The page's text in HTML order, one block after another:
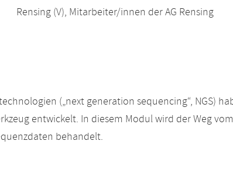
Rensing (V), Mitarbeiter/innen der AG Rensing
(„next generation sequencing“, NGS)
entwickelt. In diesem Modul wird der Weg
behandelt.